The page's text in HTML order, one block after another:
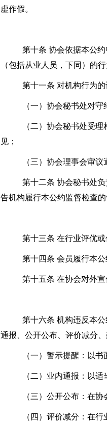
虚作假。
第十条 协会依据本公
（包括从业人员，下同）的
第十一条 对机构行为
（一）协会秘书处对
（二）协会秘书处受
见；
（三）协会理事会审议
第十二条 协会秘书处
告机构履行本公约监督检查的
第十三条 在行业评优
第十四条 会员履行本
第十五条 在协会对外
第十六条 机构违反本
通报、公开公布、评价减分
（一）警示提醒：以书
（二）业内通报：以适
（三）公开公布：在协
（四）评价减分：在